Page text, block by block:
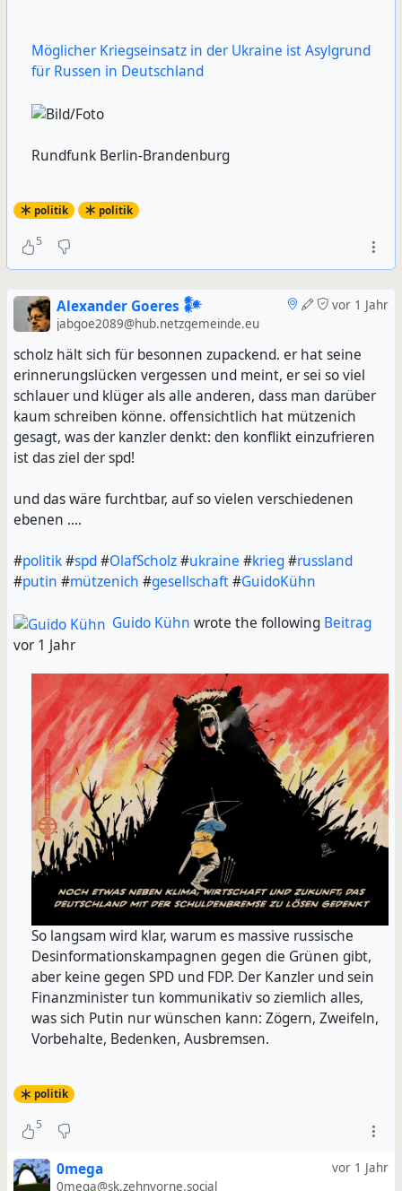
Möglicher Kriegseinsatz in der Ukraine ist Asylgrund
für Russen in Deutschland
Rundfunk Berlin-Brandenburg
politik politik
5
vor 1 Jahr
Alexander Goeres 𒀯
jabgoe2089@hub.netzgemeinde.eu
scholz hält sich für besonnen zupackend. er hat seine
erinnerungslücken vergessen und meint, er sei so viel
schlauer und klüger als alle anderen, dass man darüber
kaum schreiben könne. offensichtlich hat mützenich
gesagt, was der kanzler denkt: den konflikt einzufrieren
ist das ziel der spd!
und das wäre furchtbar, auf so vielen verschiedenen
ebenen ....
#politik#spd#OlafScholz#ukraine #krieg#russland
#putin #mützenich #gesellschaft#GuidoKühn
Guido Kühn wrote the following Beitrag
vor 1 Jahr
So langsam wird klar, warum es massive russische
Desinformationskampagnen gegen die Grünen gibt,
aber keine gegen SPD und FDP. Der Kanzler und sein
Finanzminister tun kommunikativ so ziemlich alles,
was sich Putin nur wünschen kann: Zögern, Zweifeln,
Vorbehalte, Bedenken, Ausbremsen.
politik
5
vor 1 Jahr
0mega
0mega@sk.zehnvorne.social